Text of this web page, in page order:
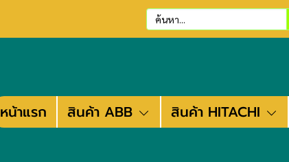
หน้าแรก สินค้า ABB สินค้า HITACHI